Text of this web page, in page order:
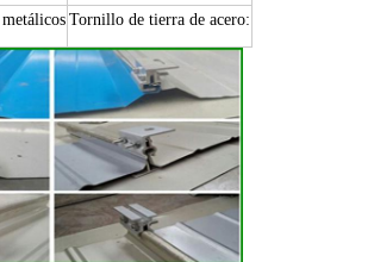
Tornillo de tierra de acero: